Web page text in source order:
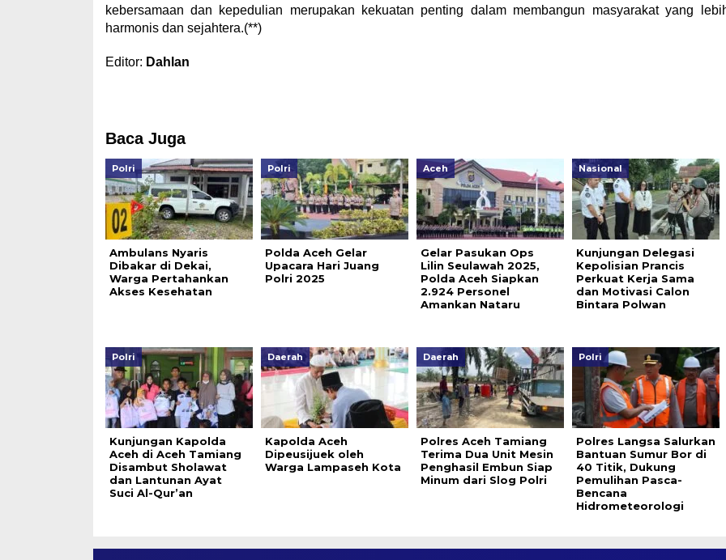
kebersamaan dan kepedulian merupakan kekuatan penting dalam membangun masyarakat yang
harmonis dan sejahtera.(**)
Editor: Dahlan
Baca Juga
Polri
Ambulans Nyaris
Dibakar di Dekai,
Warga Pertahankan
Akses Kesehatan
Polri
Polda Aceh Gelar
Upacara Hari Juang
Polri 2025
Aceh
Gelar Pasukan Ops
Lilin Seulawah 2025,
Polda Aceh Siapkan
2.924 Personel
Amankan Nataru
Nasional
Kunjungan Delegasi
Kepolisian Prancis
Perkuat Kerja Sama
dan Motivasi Calon
Bintara Polwan
Polri
Kunjungan Kapolda
Aceh di Aceh Tamiang
Disambut Sholawat
dan Lantunan Ayat
Suci Al-Qur’an
Daerah
Kapolda Aceh
Dipeusijuek oleh
Warga Lampaseh Kota
Daerah
Polres Aceh Tamiang
Terima Dua Unit Mesin
Penghasil Embun Siap
Minum dari Slog Polri
Polri
Polres Langsa Salurkan
Bantuan Sumur Bor di
40 Titik, Dukung
Pemulihan Pasca-
Bencana
Hidrometeorologi